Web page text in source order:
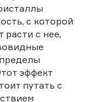
с которой
расти с нее,
эффект
путать с